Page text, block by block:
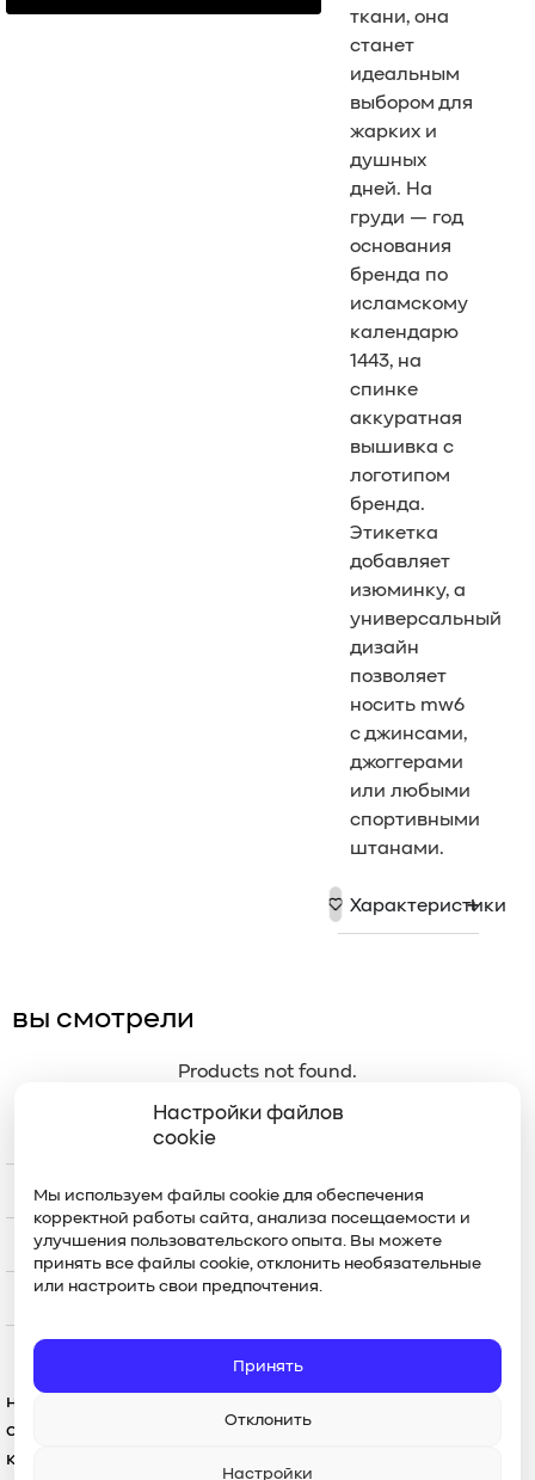
Настройки файлов
cookie
Мы используем файлы cookie для обеспечения
корректной работы сайта, анализа посещаемости и
улучшения пользовательского опыта. Вы можете
принять все файлы cookie, отклонить необязательные
или настроить свои предпочтения.
Принять
Отклонить
Настройки
ткани, она
станет
идеальным
выбором для
жарких и
душных
дней. На
груди — год
основания
бренда по
исламскому
календарю
1443, на
спинке
аккуратная
вышивка с
логотипом
бренда.
Этикетка
добавляет
изюминку, а
универсальный
дизайн
позволяет
носить mw6
с джинсами,
джоггерами
или любыми
спортивными
штанами.
Характеристики
вы смотрели
Products not found.
каталог
контакты
наш магазин предлагает разнообразие
спортивной и классической одежды,
которая подчеркнет вашу уникальность